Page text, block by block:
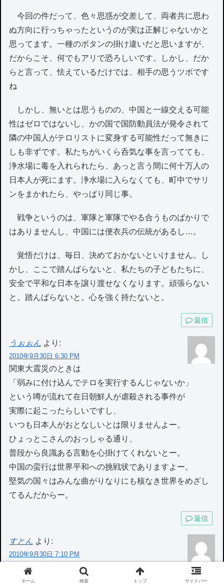
今回の件だって、色々思惑が交差して、両者共に思わ
ぬ方向に行っちゃったというのが実は正解じゃないかと
思ってます。一種のボタンの掛け違いだと思いますが、
だからこそ、何でもアリで恐ろしいです。しかし、だか
らと言って、怯えているだけでは、相手の思うツボです
ね
しかし、無いとは思うものの、中国と一線交える可能
性はゼロではないし、かの国で国防動員法が発令されて
隣の中国人がテロリストに変身する可能性だって無きに
しも非ずです。私たちがいくら呑気な事を言ってても、
浄水場に毒を入れられたら、あっと言う間に何十万人の
日本人が死にます。浄水場に入らなくても、町中でサリ
ンをまかれたら、やっぱり同じ事。
戦争というのは、軍隊と軍隊でやる合うものばかりで
はありませんし、中国には便衣兵の伝統があるし…。
覚悟だけは、毎日、決めておかないといけません。し
かし、ここで踏んばらないと、私たちの子どもたちに、
安全で平和な日本を譲り渡せなくなります。頑張らない
と。踏んばらないと。心を強く持たないと。
返信
うぉぉん より:
2010年9月30日 6:30 PM
関東大震災のときは
「弱みに付け込んでテロを実行するんじゃないか」
という噂が流れて在日朝鮮人が虐殺される事件が
実際に起こったらしいですし、
いつも日本人がおとなしいとは限りませんよー。
ひょっとこさんのおっしゃる通り、
普段から良識ある言動を心掛けてくれないとー。
中国の蛮行は世界平和への挑戦状でありますよー。
堅気の国々はみんな曲がりなりにも核なき世界をめざし
てるんだからー。
返信
すとん より:
2010年9月30日 7:10 PM
>うぉぉんさん
ホーム 検索 トップ サイドバー